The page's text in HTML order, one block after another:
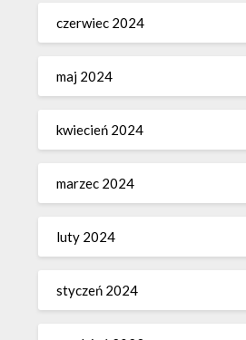
czerwiec 2024
maj 2024
kwiecień 2024
marzec 2024
luty 2024
styczeń 2024